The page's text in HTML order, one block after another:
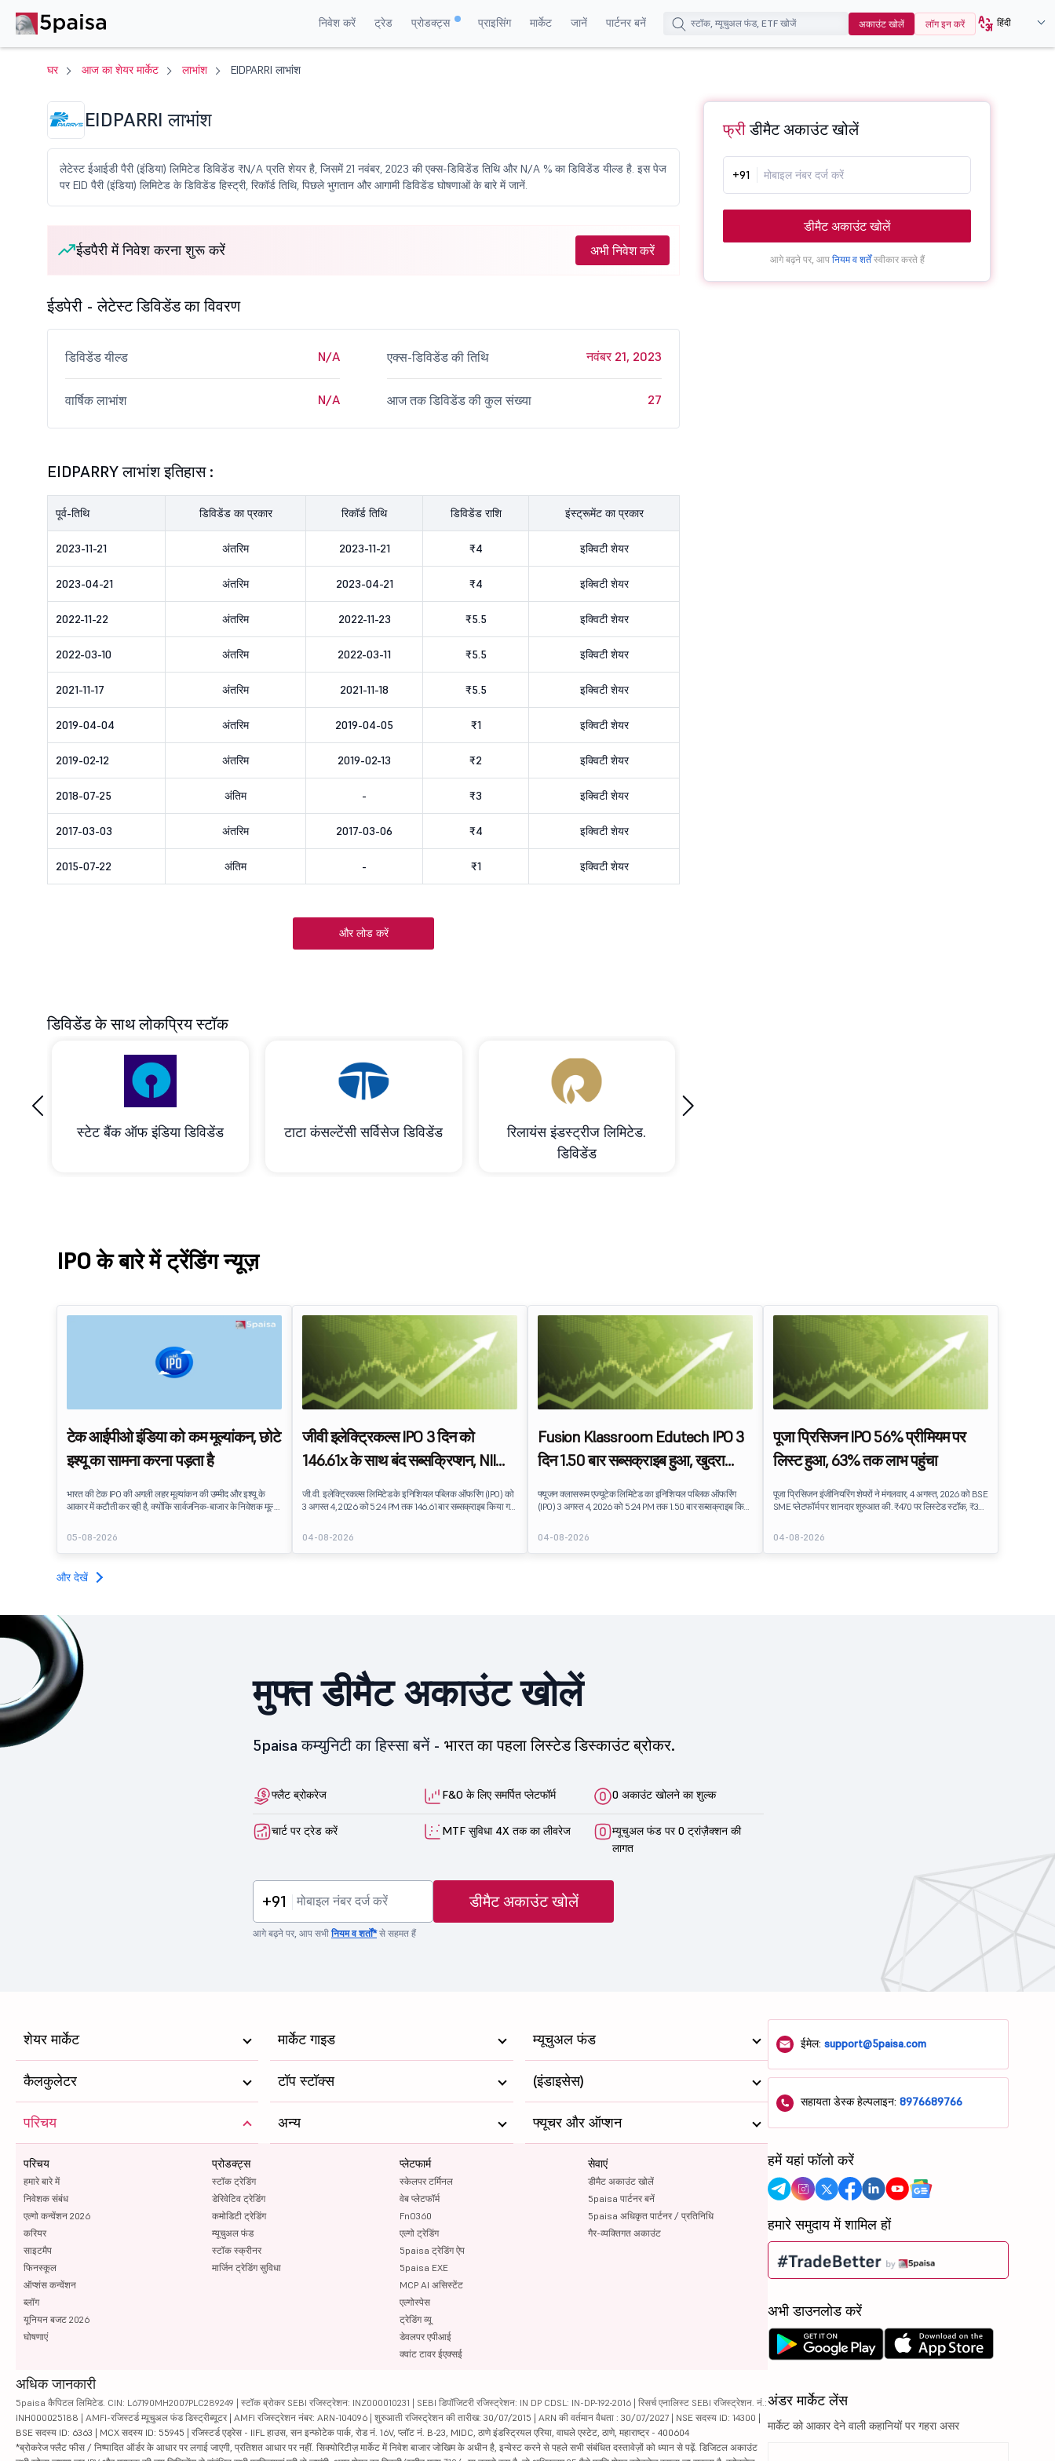
निवेश करें ट्रेड प्रोडक्ट्स प्राइसिंग मार्केट जानें पार्टनर बनें अकाउंट खोलें लॉग इन करें हिंदी
घर आज का शेयर मार्केट लाभांश EIDPARRI लाभांश
EIDPARRI लाभांश
लेटेस्ट ईआईडी पैरी (इंडिया) लिमिटेड डिविडेंड ₹N/A प्रति शेयर है, जिसमें 21 नवंबर, 2023 की एक्स-डिविडेंड तिथि और N/A % का डिविडेंड यील्ड है. इस पेज
पर EID पैरी (इंडिया) लिमिटेड के डिविडेंड हिस्ट्री, रिकॉर्ड तिथि, पिछले भुगतान और आगामी डिविडेंड घोषणाओं के बारे में जानें.
ईडपैरी में निवेश करना शुरू करें अभी निवेश करें
ईडपेरी - लेटेस्ट डिविडेंड का विवरण
डिविडेंड यील्ड N/A
वार्षिक लाभांश N/A
एक्स-डिविडेंड की तिथि नवंबर 21, 2023
आज तक डिविडेंड की कुल संख्या 27
EIDPARRY लाभांश इतिहास :
पूर्व-तिथि डिविडेंड का प्रकार रिकॉर्ड तिथि डिविडेंड राशि इंस्ट्रूमेंट का प्रकार
2023-11-21 अंतरिम 2023-11-21 ₹4 इक्विटी शेयर
2023-04-21 अंतरिम 2023-04-21 ₹4 इक्विटी शेयर
2022-11-22 अंतरिम 2022-11-23 ₹5.5 इक्विटी शेयर
2022-03-10 अंतरिम 2022-03-11 ₹5.5 इक्विटी शेयर
2021-11-17 अंतरिम 2021-11-18 ₹5.5 इक्विटी शेयर
2019-04-04 अंतरिम 2019-04-05 ₹1 इक्विटी शेयर
2019-02-12 अंतरिम 2019-02-13 ₹2 इक्विटी शेयर
2018-07-25 अंतिम - ₹3 इक्विटी शेयर
2017-03-03 अंतरिम 2017-03-06 ₹4 इक्विटी शेयर
2015-07-22 अंतिम - ₹1 इक्विटी शेयर
और लोड करें
फ्रीडीमैट अकाउंट खोलें
+91
डीमैट अकाउंट खोलें
आगे बढ़ने पर, आप नियम व शर्तेंस्वीकार करते हैं
डिविडेंड के साथ लोकप्रिय स्टॉक
स्टेट बैंक ऑफ इंडिया डिविडेंड टाटा कंसल्टेंसी सर्विसेज डिविडेंड
रिलायंस इंडस्ट्रीज लिमिटेड.
डिविडेंड
‹ ›
IPO के बारे में ट्रेंडिंग न्यूज़
टेक आईपीओ इंडिया को कम मूल्यांकन, छोटे
इश्यू का सामना करना पड़ता है
भारत की टेक IPO की अगली लहर मूल्यांकन की उम्मीद और इश्यू के
आकार में कटौती कर रही है, क्योंकि सार्वजनिक-बाजार के निवेशक मूल्य
की आगामी तकनीकी सूची की फसल का पुनर्मूल्यांकन किया जा रहा है.
05-08-2026
जीवी इलेक्ट्रिकल्स IPO 3 दिन को
146.61x के साथ बंद सब्सक्रिप्शन, NII
सेगमेंट मांग को लीड करता है
जी.वी. इलेक्ट्रिकल्स लिमिटेड के इनिशियल पब्लिक ऑफरिंग (IPO) को
3 अगस्त 4, 2026 को 5:24 PM तक 146.61 बार सब्सक्राइब किया गया
30.52 करोड़ शेयरों के लिए बिड प्राप्त हुई.
04-08-2026
Fusion Klassroom Edutech IPO 3
दिन 1.50 बार सब्सक्राइब हुआ, खुदरा
निवेशकों की मांग बढ़ी
फ्यूजन क्लासरूम एज्यूटेक लिमिटेड का इनिशियल पब्लिक ऑफरिंग
(IPO) 3 अगस्त 4, 2026 को 5:24 PM तक 1.50 बार सब्सक्राइब किया
शेयरों पर 24.46 लाख शेयरों के लिए बिड प्राप्त हुई.
04-08-2026
पूजा प्रिसिजन IPO 56% प्रीमियम पर
लिस्ट हुआ, 63% तक लाभ पहुंचा
पूजा प्रिसिजन इंजीनियरिंग शेयरों ने मंगलवार, 4 अगस्त, 2026 को BSE
SME प्लेटफॉर्म पर शानदार शुरुआत की. ₹470 पर लिस्टेड स्टॉक, ₹301
गए IPO के बाद इन्वेस्टर की मज़बूत मांग को दर्शाता है. लिस्टिंग के बाद
खरीदारी की गति जारी रही, स्टॉक ₹489.90 के इंट्रा-डे हाई तक बढ़ रहा
है, जिससे इश्यू प्राइस पर लगभग 63% का लाभ हुआ है.
04-08-2026
और देखें
मुफ्त डीमैट अकाउंट खोलें
5paisa कम्युनिटी का हिस्सा बनें - भारत का पहला लिस्टेड डिस्काउंट ब्रोकर.
फ्लैट ब्रोकरेज F&O के लिए समर्पित प्लेटफॉर्म 0 अकाउंट खोलने का शुल्क
चार्ट पर ट्रेड करें MTF सुविधा 4X तक का लीवरेज
म्यूचुअल फंड पर 0 ट्रांज़ैक्शन की
लागत
+91 डीमैट अकाउंट खोलें
आगे बढ़ने पर, आप सभीनियम व शर्तों*से सहमत हैं
शेयर मार्केट मार्केट गाइड म्यूचुअल फंड
कैलकुलेटर टॉप स्टॉक्स (इंडाइसेस)
परिचय
परिचय
हमारे बारे में
निवेशक संबंध
एल्गो कन्वेंशन 2026
करियर
साइटमैप
फिनस्कूल
ऑप्शंस कन्वेंशन
ब्लॉग
यूनियन बजट 2026
घोषणाएं
प्रोडक्ट्स
स्टॉक ट्रेडिंग
डेरिवेटिव ट्रेडिंग
कमोडिटी ट्रेडिंग
म्यूचुअल फंड
स्टॉक स्क्रीनर
मार्जिन ट्रेडिंग सुविधा
प्लेटफार्म
स्केलपर टर्मिनल
वेब प्लेटफॉर्म
FnO360
एल्गो ट्रेडिंग
5paisa ट्रेडिंग ऐप
5paisa EXE
MCP AI असिस्टेंट
एल्गोस्पेस
ट्रेडिंग व्यू
डेवलपर एपीआई
क्वांट टावर ईएक्सई
सेवाएं
डीमैट अकाउंट खोलें
5paisa पार्टनर बनें
5paisa अधिकृत पार्टनर / प्रतिनिधि
गैर-व्यक्तिगत अकाउंट
अन्य फ्यूचर और ऑप्शन
अधिक जानकारी
5paisa कैपिटल लिमिटेड. CIN: L67190MH2007PLC289249 | स्टॉक ब्रोकर SEBI रजिस्ट्रेशन: INZ000010231 | SEBI डिपॉजिटरी रजिस्ट्रेशन: IN DP CDSL: IN-DP-192-2016 | रिसर्च एनालिस्ट SEBI रजिस्ट्रेशन. नं.:
INH000025188 | AMFI-रजिस्टर्ड म्यूचुअल फंड डिस्ट्रीब्यूटर | AMFI रजिस्ट्रेशन नंबर: ARN-104096 | शुरुआती रजिस्ट्रेशन की तारीख: 30/07/2015 | ARN की वर्तमान वैधता : 30/07/2027 | NSE सदस्य ID: 14300 |
BSE सदस्य ID: 6363 | MCX सदस्य ID: 55945 | रजिस्टर्ड एड्रेस - IIFL हाउस, सन इन्फोटेक पार्क, रोड नं. 16V, प्लॉट नं. B-23, MIDC, ठाणे इंडस्ट्रियल एरिया, वाघले एस्टेट, ठाणे, महाराष्ट्र - 400604
*ब्रोकरेज फ्लैट फीस / निष्पादित ऑर्डर के आधार पर लगाई जाएगी, प्रतिशत आधार पर नहीं. सिक्योरिटीज़ मार्केट में निवेश बाजार जोखिम के अधीन है, इन्वेस्ट करने से पहले सभी संबंधित दस्तावेज़ों को ध्यान से पढ़ें. डिजिटल अकाउंट
ईमेल:support@5paisa.com
सहायता डेस्क हेल्पलाइन:8976689766
हमें यहां फॉलो करें
हमारे समुदाय में शामिल हों
अभी डाउनलोड करें
अंडर मार्केट लेंस
मार्केट को आकार देने वाली कहानियों पर गहरा असर